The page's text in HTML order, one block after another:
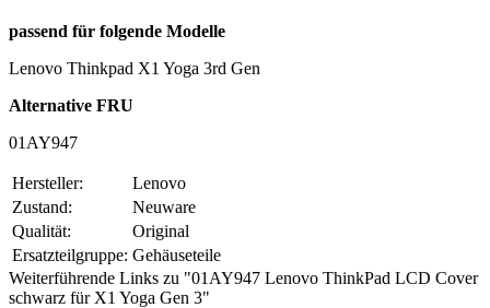
passend für folgende Modelle
Lenovo Thinkpad X1 Yoga 3rd Gen
Alternative FRU
01AY947
Hersteller:
Lenovo
Zustand:
Neuware
Qualität:
Original
Ersatzteilgruppe: Gehäuseteile
Weiterführende Links zu "01AY947 Lenovo ThinkPad LCD Cover
schwarz für X1 Yoga Gen 3"